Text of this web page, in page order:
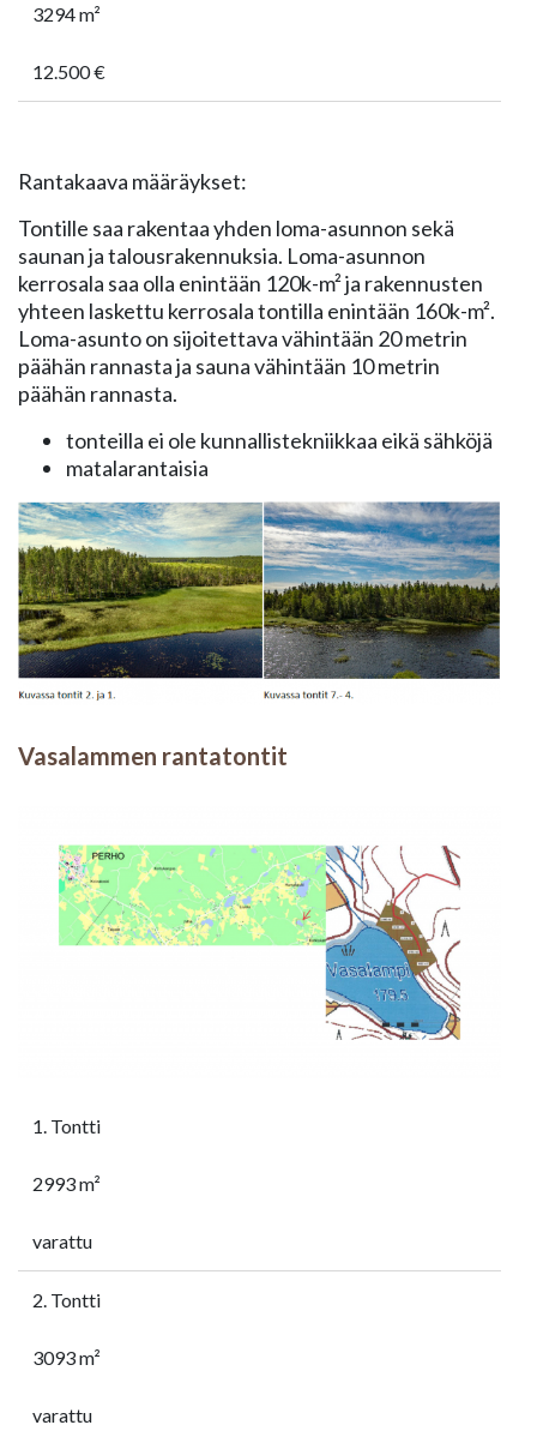
3294 m²
12.500 €
Rantakaava määräykset:
Tontille saa rakentaa yhden loma-asunnon sekä
saunan ja talousrakennuksia. Loma-asunnon
kerrosala saa olla enintään 120k-m² ja rakennusten
yhteen laskettu kerrosala tontilla enintään 160k-m².
Loma-asunto on sijoitettava vähintään 20 metrin
päähän rannasta ja sauna vähintään 10 metrin
päähän rannasta.
tonteilla ei ole kunnallistekniikkaa eikä sähköjä
matalarantaisia
Vasalammen rantatontit
1. Tontti
2993 m²
varattu
2. Tontti
3093 m²
varattu